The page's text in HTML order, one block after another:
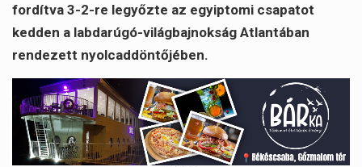
fordítva 3-2-re legyőzte az egyiptomi csapatot
kedden a labdarúgó-világbajnokság Atlantában
rendezett nyolcaddöntőjében.